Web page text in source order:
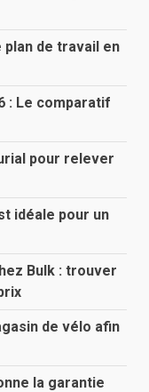
de travail en
: Le comparatif
pour relever
idéale pour un
Bulk : trouver
de vélo afin
la garantie